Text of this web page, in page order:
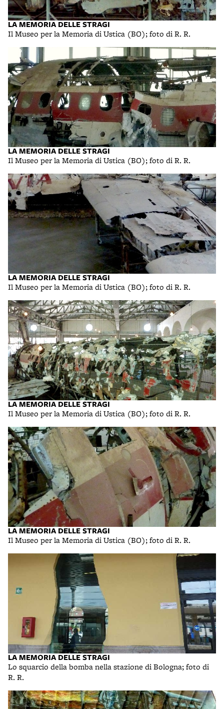
LA MEMORIA DELLE STRAGI
Il Museo per la Memoria di Ustica (BO); foto di R. R.
LA MEMORIA DELLE STRAGI
Il Museo per la Memoria di Ustica (BO); foto di R. R.
LA MEMORIA DELLE STRAGI
Il Museo per la Memoria di Ustica (BO); foto di R. R.
LA MEMORIA DELLE STRAGI
Il Museo per la Memoria di Ustica (BO); foto di R. R.
LA MEMORIA DELLE STRAGI
Il Museo per la Memoria di Ustica (BO); foto di R. R.
LA MEMORIA DELLE STRAGI
Lo squarcio della bomba nella stazione di Bologna; foto di
R. R.